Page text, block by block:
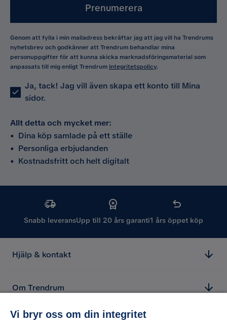
Prenumerera
Genom att fylla i min mailadress bekräftar jag att jag vill ha Trendrums
nyhetsbrev och godkänner att Trendrum behandlar mina
personuppgifter för att kunna skicka marknadsföringsmaterial som
anpassats till mig enligt Trendrum Integritetspolicy.
Ja, tack! Jag vill även skapa ett konto till Mina
sidor.
Allt detta och mycket mer:
• Dina köp samlade på ett ställe
• Personliga erbjudanden
• Kostnadsfritt och helt digitalt
Snabb leveransUpp till 20 års garanti1 års öppet köp
Hjälp & kontakt
Om Trendrum
Vi bryr oss om din integritet